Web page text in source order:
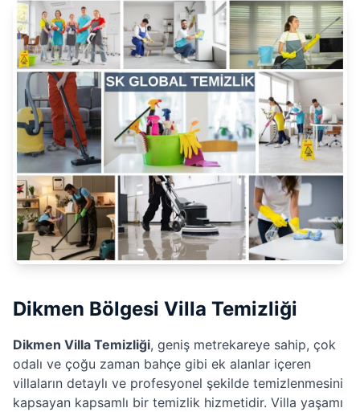
Dikmen Bölgesi Villa Temizliği
Dikmen Villa Temizliği, geniş metrekareye sahip, çok
odalı ve çoğu zaman bahçe gibi ek alanlar içeren
villaların detaylı ve profesyonel şekilde temizlenmesini
kapsayan kapsamlı bir temizlik hizmetidir. Villa yaşamı